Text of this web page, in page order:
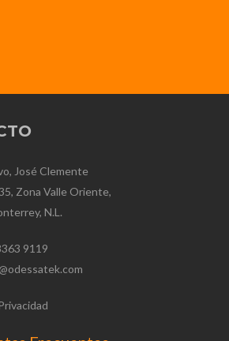
José Clemente
Zona Valle Oriente,
N.L.
9119